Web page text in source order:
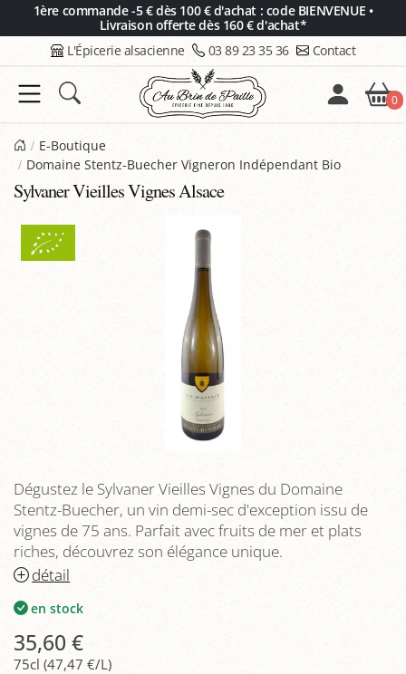
1ère commande -5 € dès 100 € d'achat : code BIENVENUE •
Livraison offerte dès 160 € d'achat*
L'Épicerie alsacienne 03 89 23 35 36 Contact
0
E-Boutique
Domaine Stentz-Buecher Vigneron Indépendant Bio
Sylvaner Vieilles Vignes Alsace
Dégustez le Sylvaner Vieilles Vignes du Domaine
Stentz-Buecher, un vin demi-sec d'exception issu de
vignes de 75 ans. Parfait avec fruits de mer et plats
riches, découvrez son élégance unique.
détail
en stock
35,60 €
75cl (47,47 €/L)
Panneau de gestion des cookies